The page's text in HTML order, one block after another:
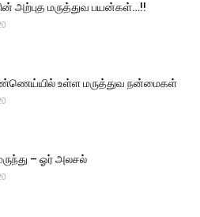
அற்புத மருத்துவ பயன்கள்…!!
உள்ள மருத்துவ நன்மைகள்
– ஓர் அலசல்